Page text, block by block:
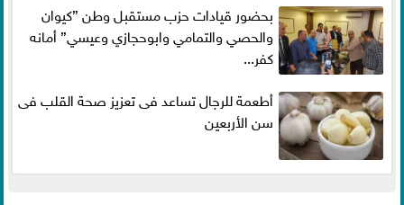
بحضور قيادات حزب مستقبل وطن ”كيوان
والحصي والتمامي وابوحجازي وعيسي” أمانه
كفر...
أطعمة للرجال تساعد فى تعزيز صحة القلب فى
سن الأربعين